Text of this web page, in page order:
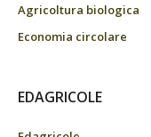
Agricoltura biologica
Economia circolare
EDAGRICOLE